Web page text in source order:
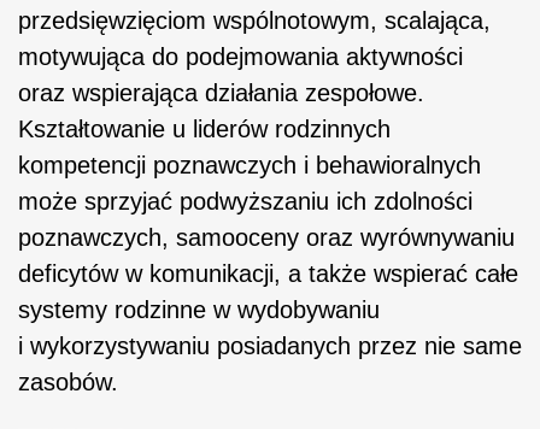
przedsięwzięciom wspólnotowym, scalająca,
motywująca do podejmowania aktywności
oraz wspierająca działania zespołowe.
Kształtowanie u liderów rodzinnych
kompetencji poznawczych i behawioralnych
może sprzyjać podwyższaniu ich zdolności
poznawczych, samooceny oraz wyrównywaniu
deficytów w komunikacji, a także wspierać całe
systemy rodzinne w wydobywaniu
i wykorzystywaniu posiadanych przez nie same
zasobów.